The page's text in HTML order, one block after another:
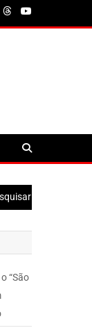
“São